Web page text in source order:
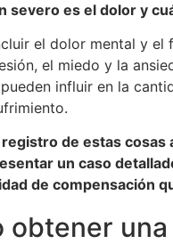
severo es el dolor y
el dolor mental y el
el miedo y la
influir en la
de estas cosas
un caso
de compensación
obtener una